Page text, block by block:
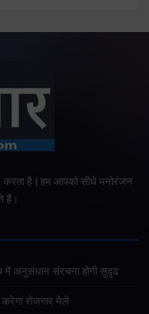
करता है | हम आपको सीधे मनोरंजन
हैं।
में अनुसंधान संरचना होगी सुदृढ
रोजगार मेले